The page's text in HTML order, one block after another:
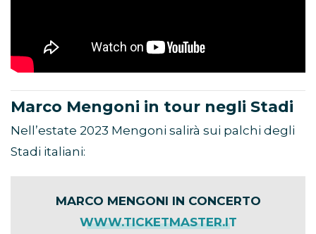
Marco Mengoni in tour negli Stadi
Nell’estate 2023 Mengoni salirà sui palchi degli
Stadi italiani:
MARCO MENGONI IN CONCERTO
WWW.TICKETMASTER.IT